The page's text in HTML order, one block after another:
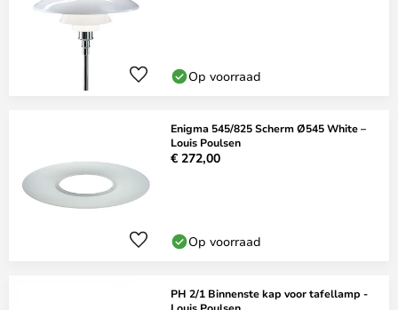
Op voorraad
Enigma 545/825 Scherm Ø545 White –
Louis Poulsen
€ 272,00
Op voorraad
PH 2/1 Binnenste kap voor tafellamp -